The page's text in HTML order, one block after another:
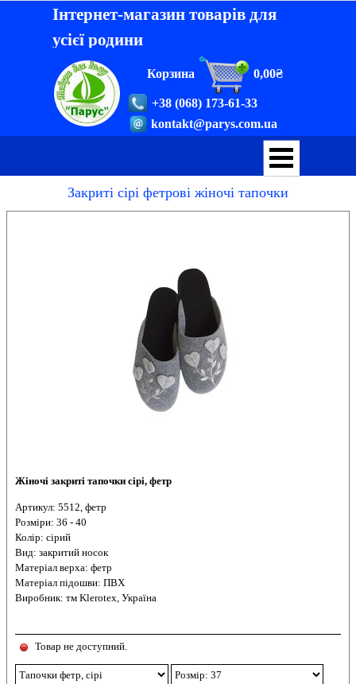
Інтернет-магазин товарів для
усієї родини
+38 (068) 173-61-33
kontakt@parys.com.ua
Корзина 0,00₴
Закриті сірі фетрові жіночі тапочки
Жіночі закриті тапочки сірі, фетр
Артикул: 5512, фетр
Розміри: 36 - 40
Колір: сірий
Вид: закритий носок
Матеріал верха: фетр
Матеріал підошви: ПВХ
Виробник: тм Klerotex, Україна
Товар не доступний.